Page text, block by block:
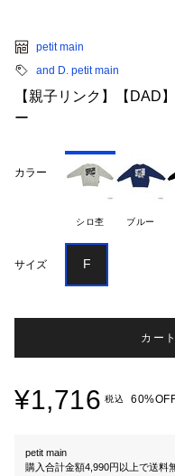
petit main
and D. petit main
【親子リンク】【DAD
ー
カラー
シロ杢 ブルー
サイズ F
カー
¥1,716 税込
petit main
購入合計金額4,990円以上で送料